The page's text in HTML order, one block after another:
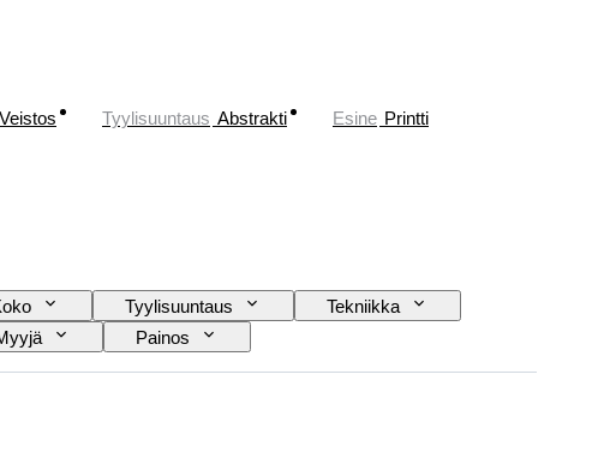
Veistos Tyylisuuntaus Abstrakti Esine Printti
Tyylisuuntaus
Tekniikka
Painos